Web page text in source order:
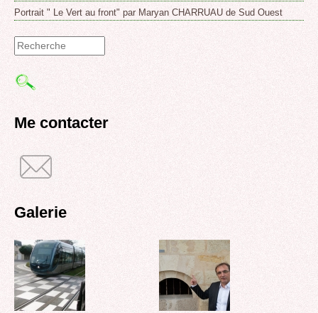
Portrait " Le Vert au front" par Maryan CHARRUAU de Sud Ouest
de
recherche
Me contacter
Galerie